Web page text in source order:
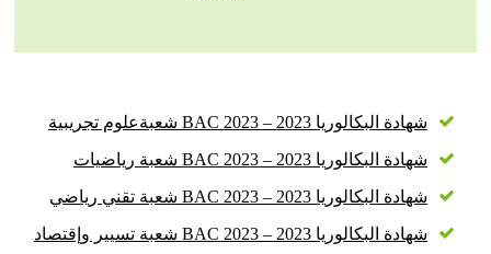
شهادة البكالوريا 2023 – BAC 2023 شعبةعلوم تجريبية
شهادة البكالوريا 2023 – BAC 2023 شعبة رياضيات
شهادة البكالوريا 2023 – BAC 2023 شعبة تقني رياضي
شهادة البكالوريا 2023 – BAC 2023 شعبة تسيير وإقتصاد